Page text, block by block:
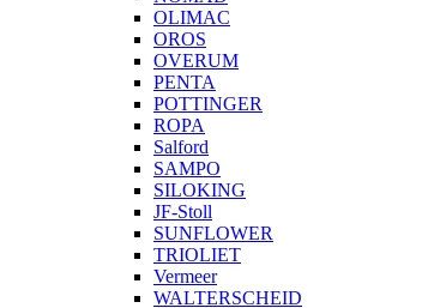
OLIMAC
OROS
OVERUM
PENTA
POTTINGER
ROPA
Salford
SAMPO
SILOKING
JF-Stoll
SUNFLOWER
TRIOLIET
Vermeer
WALTERSCHEID